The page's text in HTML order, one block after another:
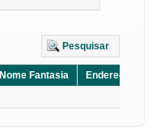
Pesquisar
Nome Fantasia Endereço